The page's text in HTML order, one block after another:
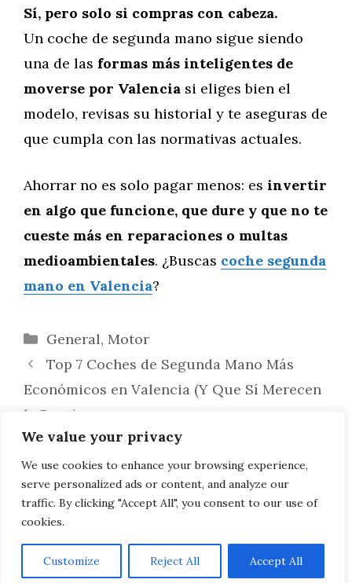
We value your privacy
We use cookies to enhance your browsing experience,
serve personalized ads or content, and analyze our
traffic. By clicking "Accept All", you consent to our use of
cookies.
Customize Reject All Accept All
Sí, pero solo si compras con cabeza.
Un coche de segunda mano sigue siendo
una de las formas más inteligentes de
moverse por Valencia si eliges bien el
modelo, revisas su historial y te aseguras de
que cumpla con las normativas actuales.
Ahorrar no es solo pagar menos: es invertir
en algo que funcione, que dure y que no te
cueste más en reparaciones o multas
medioambientales. ¿Buscas coche segunda
mano en Valencia?
Categorías
General, Motor
Top 7 Coches de Segunda Mano Más
Económicos en Valencia (Y Que Sí Merecen
la Pena)
Coches Usados por Menos de 5.000€ en
Valencia: ¿Qué Puedes Conseguir
Realmente?
AVISO LEGAL, POLITICA DE PRIVACIDAD, COOKIES